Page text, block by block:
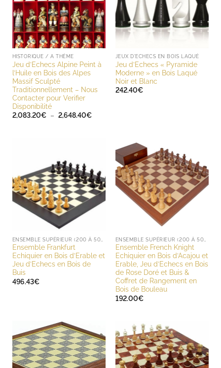
HISTORIQUE / A THÈME
Jeu d’Echecs Alpine Peint à
l’Huile en Bois des Alpes
Massif Sculpté
Traditionnellement – Nous
Contacter pour Verifier
Disponibilité
2,083.20€ – 2,648.40€Plage
2,648.40€
JEUX D'ECHECS EN BOIS LAQUÉ
Jeu d’Echecs « Pyramide
Moderne » en Bois Laqué
Noir et Blanc
242.40€
Ensemble Frankfurt
Echiquier en Bois d’Erable et
Jeu d’Echecs en Bois de
Buis
496.43€
Ensemble French Knight
Echiquier en Bois d’Acajou et
Erable, Jeu d’Echecs en Bois
de Rose Doré et Buis &
Coffret de Rangement en
Bois de Bouleau
192.00€